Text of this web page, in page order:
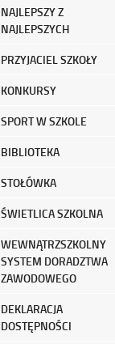
NAJLEPSZY Z
NAJLEPSZYCH
PRZYJACIEL SZKOŁY
KONKURSY
SPORT W SZKOLE
BIBLIOTEKA
STOŁÓWKA
ŚWIETLICA SZKOLNA
WEWNĄTRZSZKOLNY
SYSTEM DORADZTWA
ZAWODOWEGO
DEKLARACJA
DOSTĘPNOŚCI